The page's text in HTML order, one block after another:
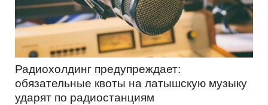
Радиохолдинг предупреждает:
обязательные квоты на латышскую музыку
ударят по радиостанциям